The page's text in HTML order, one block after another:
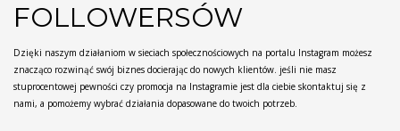
FOLLOWERSÓW
Dzięki naszym działaniom w sieciach społecznościowych na portalu Instagram możesz
znacząco rozwinąć swój biznes docierając do nowych klientów. jeśli nie masz
stuprocentowej pewności czy promocja na Instagramie jest dla ciebie skontaktuj się z
nami, a pomożemy wybrać działania dopasowane do twoich potrzeb.